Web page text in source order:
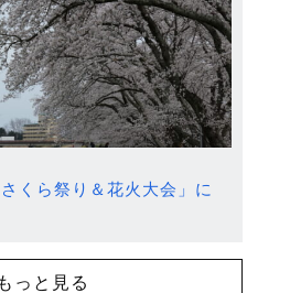
くら祭り＆花火大会」に
もっと見る